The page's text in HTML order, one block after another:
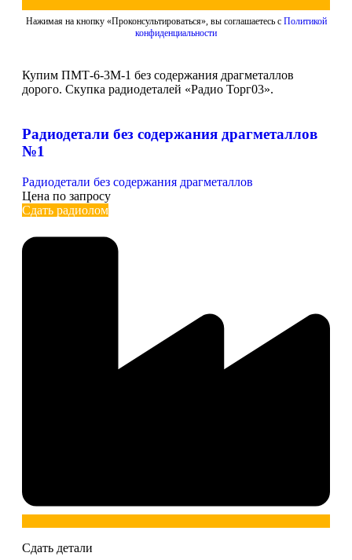
Нажимая на кнопку «Проконсультироваться», вы соглашаетесь с Политикой
конфиденциальности
Купим ПМТ-6-3М-1 без содержания драгметаллов
дорого. Скупка радиодеталей «Радио Торг03».
Радиодетали без содержания драгметаллов
№1
Радиодетали без содержания драгметаллов
Цена по запросу
Сдать радиолом
Сдать детали